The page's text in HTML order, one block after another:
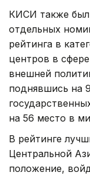
КИСИ также
отдельных
рейтинга в
центров в
внешней
поднявшись на
на 56 место в
В рейтинге
Центральной
положение,